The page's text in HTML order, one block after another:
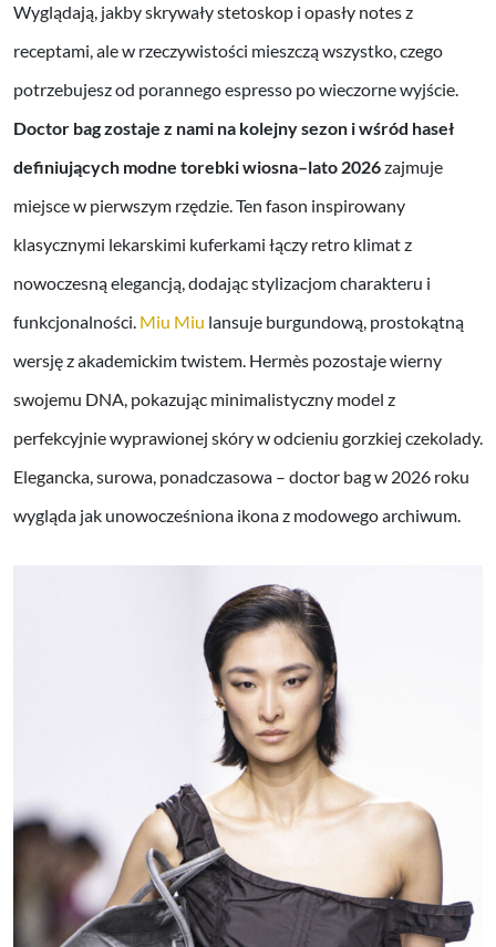
Wyglądają, jakby skrywały stetoskop i opasły notes z
receptami, ale w rzeczywistości mieszczą wszystko, czego
potrzebujesz od porannego espresso po wieczorne wyjście.
Doctor bag zostaje z nami na kolejny sezon i wśród haseł
definiujących modne torebki wiosna–lato 2026zajmuje
miejsce w pierwszym rzędzie. Ten fason inspirowany
klasycznymi lekarskimi kuferkami łączy retro klimat z
nowoczesną elegancją, dodając stylizacjom charakteru i
funkcjonalności. Miu Miu lansuje burgundową, prostokątną
wersję z akademickim twistem. Hermès pozostaje wierny
swojemu DNA, pokazując minimalistyczny model z
perfekcyjnie wyprawionej skóry w odcieniu gorzkiej czekolady.
Elegancka, surowa, ponadczasowa – doctor bag w 2026 roku
wygląda jak unowocześniona ikona z modowego archiwum.